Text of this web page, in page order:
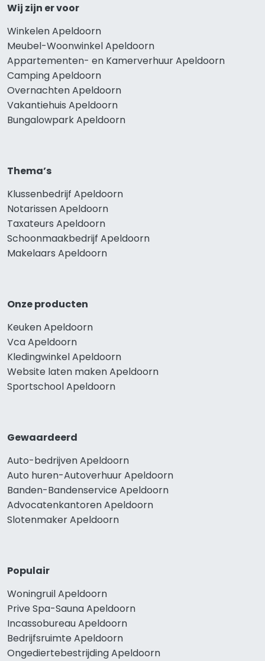
Wij zijn er voor
Winkelen Apeldoorn
Meubel-Woonwinkel Apeldoorn
Appartementen- en Kamerverhuur Apeldoorn
Camping Apeldoorn
Overnachten Apeldoorn
Vakantiehuis Apeldoorn
Bungalowpark Apeldoorn
Thema’s
Klussenbedrijf Apeldoorn
Notarissen Apeldoorn
Taxateurs Apeldoorn
Schoonmaakbedrijf Apeldoorn
Makelaars Apeldoorn
Onze producten
Keuken Apeldoorn
Vca Apeldoorn
Kledingwinkel Apeldoorn
Website laten maken Apeldoorn
Sportschool Apeldoorn
Gewaardeerd
Auto-bedrijven Apeldoorn
Auto huren-Autoverhuur Apeldoorn
Banden-Bandenservice Apeldoorn
Advocatenkantoren Apeldoorn
Slotenmaker Apeldoorn
Populair
Woningruil Apeldoorn
Prive Spa-Sauna Apeldoorn
Incassobureau Apeldoorn
Bedrijfsruimte Apeldoorn
Ongediertebestrijding Apeldoorn